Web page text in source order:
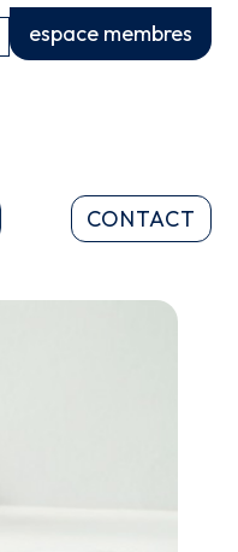
espace membres
CONTACT